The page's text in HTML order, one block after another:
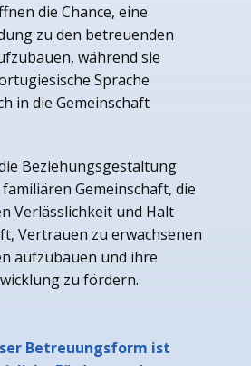
die Chance, eine
zu den betreuenden
während sie
Sprache
in die Gemeinschaft
Beziehungsgestaltung
Gemeinschaft, die
Verlässlichkeit und Halt
Vertrauen zu erwachsenen
aufzubauen und ihre
zu fördern.
Betreuungsform ist